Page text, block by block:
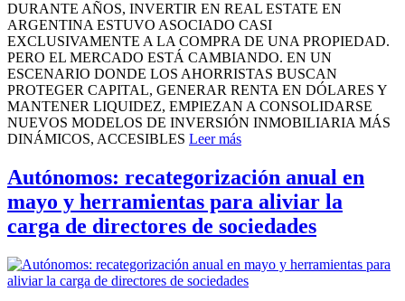
DURANTE AÑOS, INVERTIR EN REAL ESTATE EN
ARGENTINA ESTUVO ASOCIADO CASI
EXCLUSIVAMENTE A LA COMPRA DE UNA PROPIEDAD.
PERO EL MERCADO ESTÁ CAMBIANDO. EN UN
ESCENARIO DONDE LOS AHORRISTAS BUSCAN
PROTEGER CAPITAL, GENERAR RENTA EN DÓLARES Y
MANTENER LIQUIDEZ, EMPIEZAN A CONSOLIDARSE
NUEVOS MODELOS DE INVERSIÓN INMOBILIARIA MÁS
DINÁMICOS, ACCESIBLES Leer más
Autónomos: recategorización anual en
mayo y herramientas para aliviar la
carga de directores de sociedades